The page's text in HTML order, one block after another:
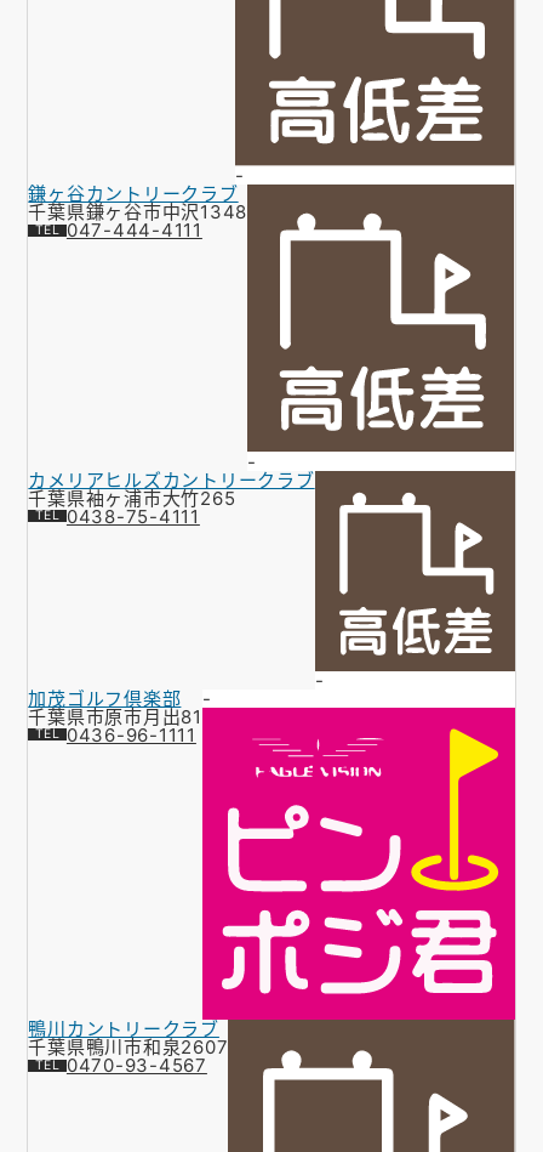
-
鎌ヶ谷カントリークラブ
千葉県鎌ヶ谷市中沢1348
047-444-4111
-
カメリアヒルズカントリークラブ
千葉県袖ヶ浦市大竹265
0438-75-4111
-
加茂ゴルフ倶楽部
千葉県市原市月出81
0436-96-1111
-
鴨川カントリークラブ
千葉県鴨川市和泉2607
0470-93-4567